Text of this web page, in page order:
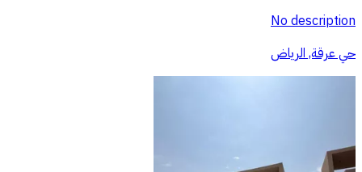
No description
حي عرقة, الرياض